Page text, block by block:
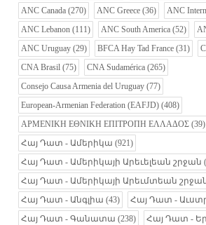
ANC Canada (270) ANC Greece (36) ANC
ANC Lebanon (111) ANC South America (52)
ANC Uruguay (29) BFCA Hay Tad France (31)
CNA Brasil (75) CNA Sudamérica (265)
Consejo Causa Armenia del Uruguay (77)
European-Armenian Federation (EAFJD) (408)
ΑΡΜΕΝΙΚΗ ΕΘΝΙΚΗ ΕΠΙΤΡΟΠΗ ΕΛΛΑΔΟΣ (39)
Հայ Դատ - Ամերիկա (921)
Հայ Դատ - Ամերիկայի Արեւելեան շրջան
Հայ Դատ - Ամերիկայի Արեւմտեան
Հայ Դատ - Անգլիա (43) Հայ Դատ -
Հայ Դատ - Գանատա (238) Հայ Դատ -